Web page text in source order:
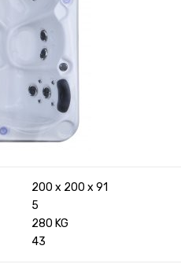
200 x 200 x 91
5
280 KG
43